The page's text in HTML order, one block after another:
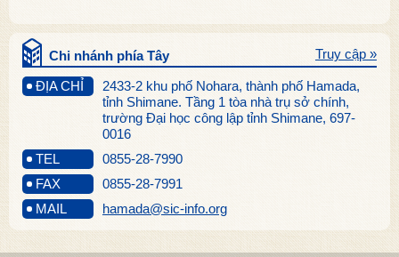
Chi nhánh phía Tây
ĐỊA CHỈ
2433-2 khu phố Nohara, thành phố Hamada,
tỉnh Shimane. Tầng 1 tòa nhà trụ sở chính,
trường Đại học công lập tỉnh Shimane, 697-
0016
Truy cập »
TEL
0855-28-7990
FAX
0855-28-7991
MAIL
hamada@sic-info.org